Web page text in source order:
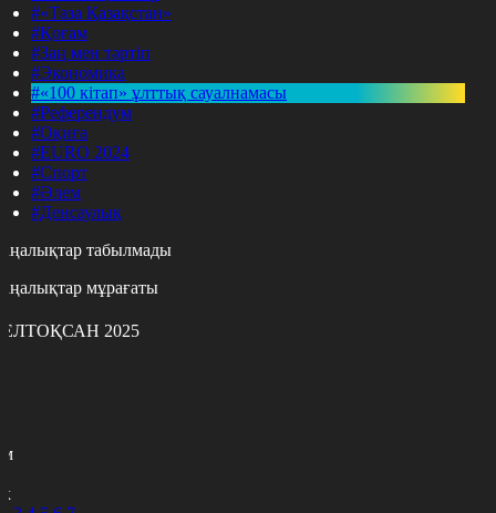
#«Таза Қазақстан»
#Қоғам
#Заң мен тәртіп
#Экономика
#«100 кітап» ұлттық сауалнамасы
#Референдум
#Оқиға
#EURO 2024
#Спорт
#Әлем
#Денсаулық
табылмады
мұрағаты
2025